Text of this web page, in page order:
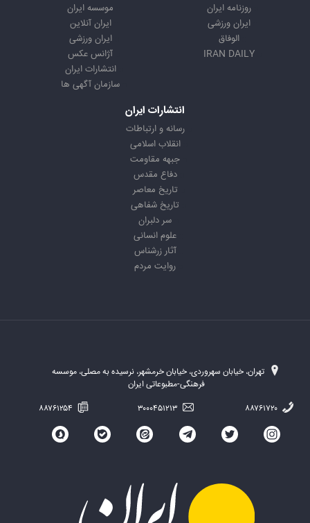
روزنامه ایران
ایران ورزشی
الوفاق
IRAN DAILY
موسسه ایران
ایران آنلاین
ایران ورزشی
آژانس عکس
انتشارات ایران
سازمان آگهی ها
انتشارات ایران
رسانه و ارتباطات
انقلاب اسلامی
جبهه مقاومت
دفاع مقدس
تاریخ معاصر
تاریخ شفاهی
سر دلبران
علوم انسانی
آثار زرشناس
روایت مردم
تهران، خیابان سهروردی، خیابان خرمشهر، نرسیده به مصلی، موسسه
فرهنگی-مطبوعاتی ایران